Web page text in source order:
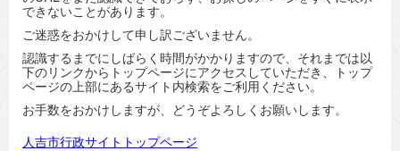
できないことがあります。
ご迷惑をおかけして申し訳ございません。
認識するまでにしばらく時間がかかりますので、それまでは以
下のリンクからトップページにアクセスしていただき、トップ
ページの上部にあるサイト内検索をご利用ください。
お手数をおかけしますが、どうぞよろしくお願いします。
人吉市行政サイトトップページ